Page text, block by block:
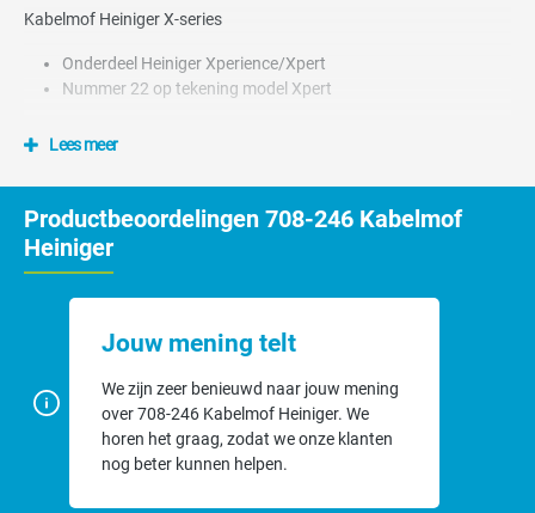
Kabelmof Heiniger X-series
Onderdeel Heiniger Xperience/Xpert
Nummer 22 op tekening model Xpert
Lees meer
Productbeoordelingen 708-246 Kabelmof
Heiniger
Jouw mening telt
We zijn zeer benieuwd naar jouw mening
over 708-246 Kabelmof Heiniger. We
horen het graag, zodat we onze klanten
nog beter kunnen helpen.